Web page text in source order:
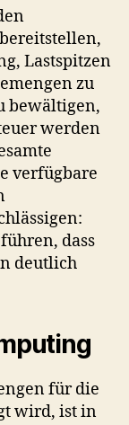
Lastspitzen
zu
bewältigen,
werden
verfügbare
dass
deutlich
für die
wird, ist in